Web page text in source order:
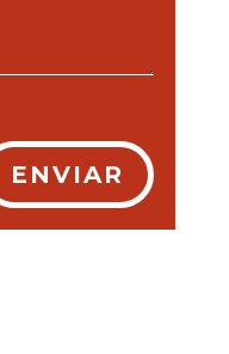
ENVIAR